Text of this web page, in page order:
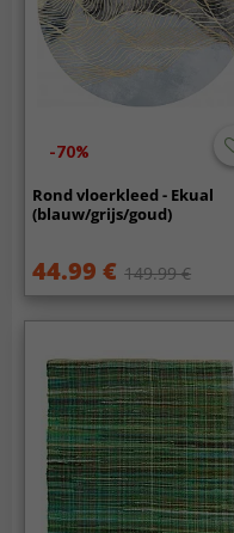
-70%
Rond vloerkleed - Ekual
(blauw/grijs/goud)
44.99 € 149.99 €